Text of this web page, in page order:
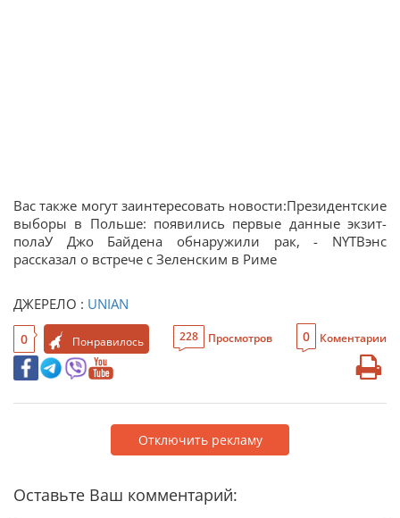
Вас также могут заинтересовать новости:Президентские
выборы в Польше: появились первые данные экзит-
полаУ Джо Байдена обнаружили рак, - NYTВэнс
рассказал о встрече с Зеленским в Риме
ДЖЕРЕЛО : UNIAN
0 Понравилось 228 Просмотров 0 Коментарии
Отключить рекламу
Оставьте Ваш комментарий: